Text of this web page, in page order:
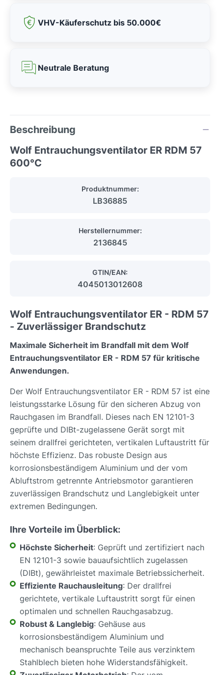
VHV-Käuferschutz bis 50.000€
Neutrale Beratung
Beschreibung
Wolf Entrauchungsventilator ER RDM 57
600°C
Produktnummer:
LB36885
Herstellernummer:
2136845
GTIN/EAN:
4045013012608
Wolf Entrauchungsventilator ER - RDM 57
- Zuverlässiger Brandschutz
Maximale Sicherheit im Brandfall mit dem Wolf
Entrauchungsventilator ER - RDM 57 für kritische
Anwendungen.
Der Wolf Entrauchungsventilator ER - RDM 57 ist eine
leistungsstarke Lösung für den sicheren Abzug von
Rauchgasen im Brandfall. Dieses nach EN 12101-3
geprüfte und DIBt-zugelassene Gerät sorgt mit
seinem drallfrei gerichteten, vertikalen Luftaustritt für
höchste Effizienz. Das robuste Design aus
korrosionsbeständigem Aluminium und der vom
Abluftstrom getrennte Antriebsmotor garantieren
zuverlässigen Brandschutz und Langlebigkeit unter
extremen Bedingungen.
Ihre Vorteile im Überblick:
Höchste Sicherheit: Geprüft und zertifiziert nach
EN 12101-3 sowie bauaufsichtlich zugelassen
(DIBt), gewährleistet maximale Betriebssicherheit.
Effiziente Rauchausleitung: Der drallfrei
gerichtete, vertikale Luftaustritt sorgt für einen
optimalen und schnellen Rauchgasabzug.
Robust & Langlebig: Gehäuse aus
korrosionsbeständigem Aluminium und
mechanisch beanspruchte Teile aus verzinktem
Stahlblech bieten hohe Widerstandsfähigkeit.